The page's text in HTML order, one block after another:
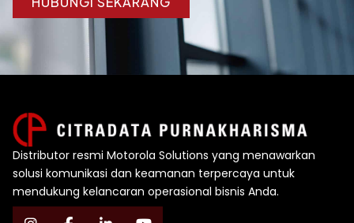
Distributor resmi Motorola Solutions yang menawarkan
solusi komunikasi dan keamanan terpercaya untuk
mendukung kelancaran operasional bisnis Anda.